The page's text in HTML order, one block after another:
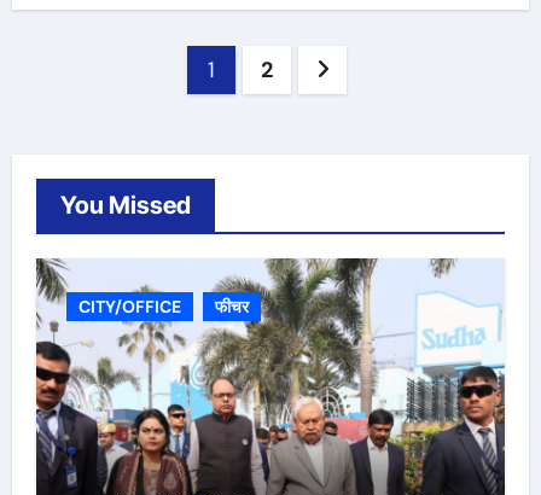
1 2
You Missed
CITY/OFFICE फीचर